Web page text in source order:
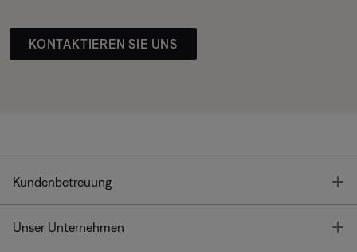
KONTAKTIEREN SIE UNS
Kundenbetreuung
Unser Unternehmen